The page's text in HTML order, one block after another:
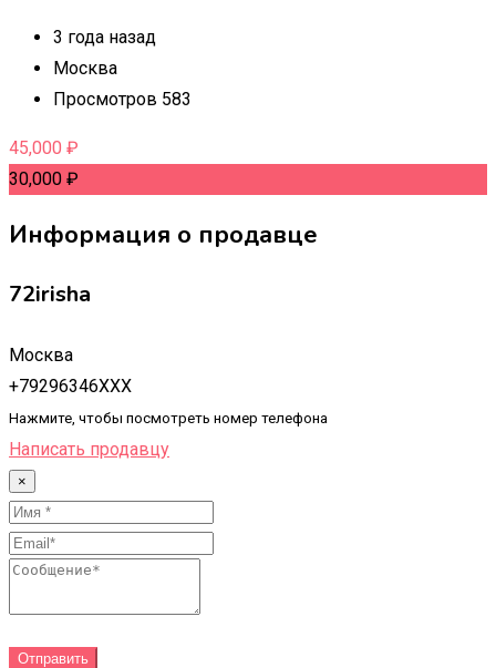
3 года назад
Москва
Просмотров 583
45,000 ₽
30,000 ₽
Информация о продавце
72irisha
Москва
+79296346XXX
Нажмите, чтобы посмотреть номер телефона
Написать продавцу
×
Отправить